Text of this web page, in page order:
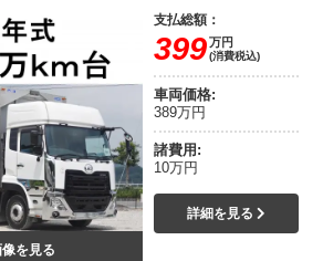
を見る
支払総額：
399万円
(消費税込)
車両価格:
389万円
諸費用:
10万円
詳細を見る